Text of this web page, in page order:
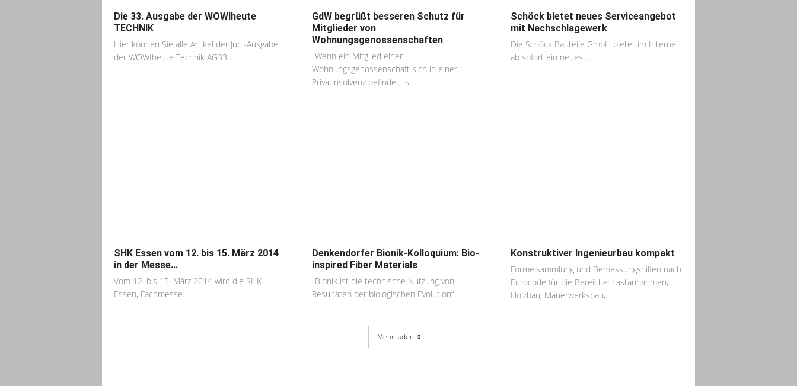
Die 33. Ausgabe der WOWIheute
TECHNIK
Hier können Sie alle Artikel der Juni-Ausgabe
der WOWIheute Technik AG33...
GdW begrüßt besseren Schutz für
Mitglieder von
Wohnungsgenossenschaften
„Wenn ein Mitglied einer
Wohnungsgenossenschaft sich in einer
Privatinsolvenz befindet, ist...
Schöck bietet neues Serviceangebot
mit Nachschlagewerk
Die Schöck Bauteile GmbH bietet im Internet
ab sofort ein neues...
SHK Essen vom 12. bis 15. März 2014
in der Messe...
Vom 12. bis 15. März 2014 wird die SHK
Essen, Fachmesse...
Denkendorfer Bionik-Kolloquium: Bio-
inspired Fiber Materials
„Bionik ist die technische Nutzung von
Resultaten der biologischen Evolution“ –...
Konstruktiver Ingenieurbau kompakt
Formelsammlung und Bemessungshilfen nach
Eurocode für die Bereiche: Lastannahmen,
Holzbau, Mauerwerksbau,...
Mehr laden